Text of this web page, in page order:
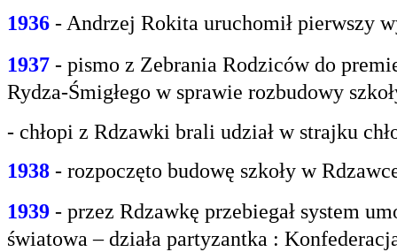
1936 - Andrzej Rokita uruchomił pierwszy
1937 - pismo z Zebrania Rodziców do
Rydza-Śmigłego w sprawie rozbudowy
- chłopi z Rdzawki brali udział w strajku
1938 - rozpoczęto budowę szkoły w
1939 - przez Rdzawkę przebiegał system
światowa – działa partyzantka :